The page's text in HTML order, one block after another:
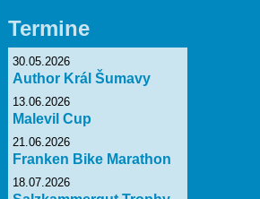
Termine
30.05.2026
Author Král Šumavy
13.06.2026
Malevil Cup
21.06.2026
Franken Bike Marathon
18.07.2026